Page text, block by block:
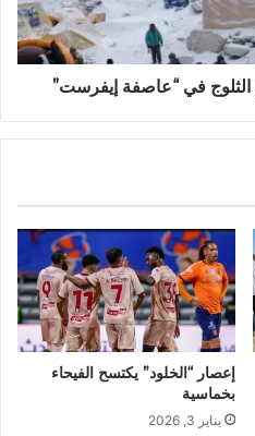
إعصار “الخلود” يكتسح الفيحاء
بخماسية
يناير 3, 2026